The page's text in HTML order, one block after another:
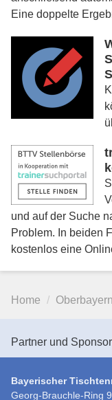
Eine doppelte
und auf der Suche
Problem. In beiden
kostenlos eine
Home
Partner und
Bayerischer
Georg-Brauchle-Ring